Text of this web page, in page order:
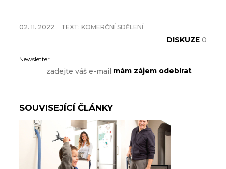
02. 11. 2022 TEXT: KOMERČNÍ SDĚLENÍ
DISKUZE 0
Newsletter
SOUVISEJÍCÍ ČLÁNKY